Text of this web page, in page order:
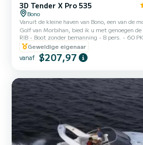
3D Tender X Pro 535
Bono
Vanuit de kleine haven van Bono, een van de
Golf van Morbihan, bied ik u met genoegen
nieuwe boot aan: De 3D Tender XPRO 535 is ideaal voor het
ontdekken van de Golf van Morbihan en zo
hemelse oorden die over land onbereikbaar zijn. Je kunt ook de
eilanden Houat, Hoëdic en Belle-Île
de Golf bereikt. De Xpro 535 is een
RIB Boot zonder bemanning 8 pers. 60 PK
Geweldige eigenaar
vanaf $207,97